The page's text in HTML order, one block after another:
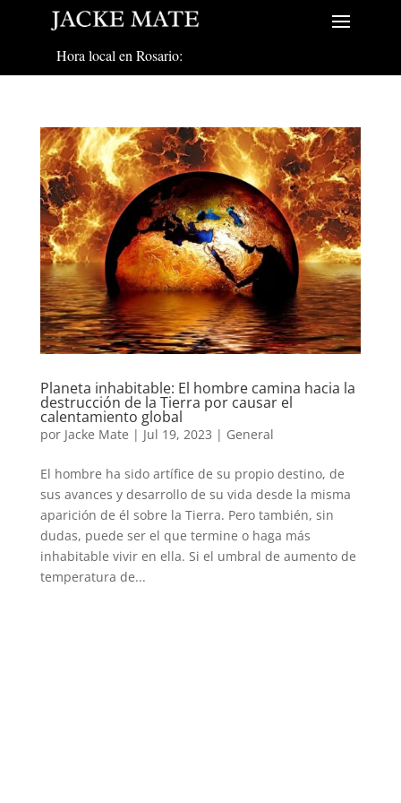
Hora local en Rosario:
Planeta inhabitable: El hombre camina hacia la
destrucción de la Tierra por causar el
calentamiento global
por Jacke Mate | Jul 19, 2023 | General
El hombre ha sido artífice de su propio destino, de
sus avances y desarrollo de su vida desde la misma
aparición de él sobre la Tierra. Pero también, sin
dudas, puede ser el que termine o haga más
inhabitable vivir en ella. Si el umbral de aumento de
temperatura de...